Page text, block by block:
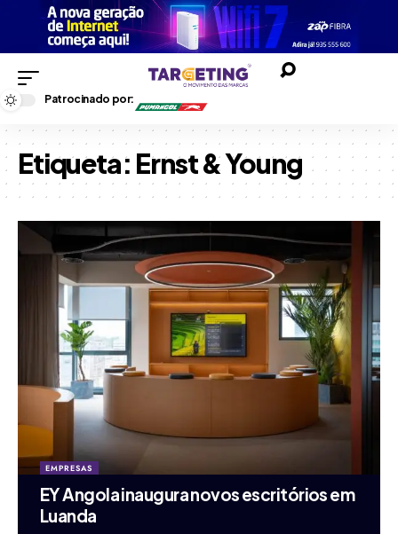
Patrocinado por:
Etiqueta: Ernst & Young
EMPRESAS
EY Angola inaugura novos escritórios em
Luanda